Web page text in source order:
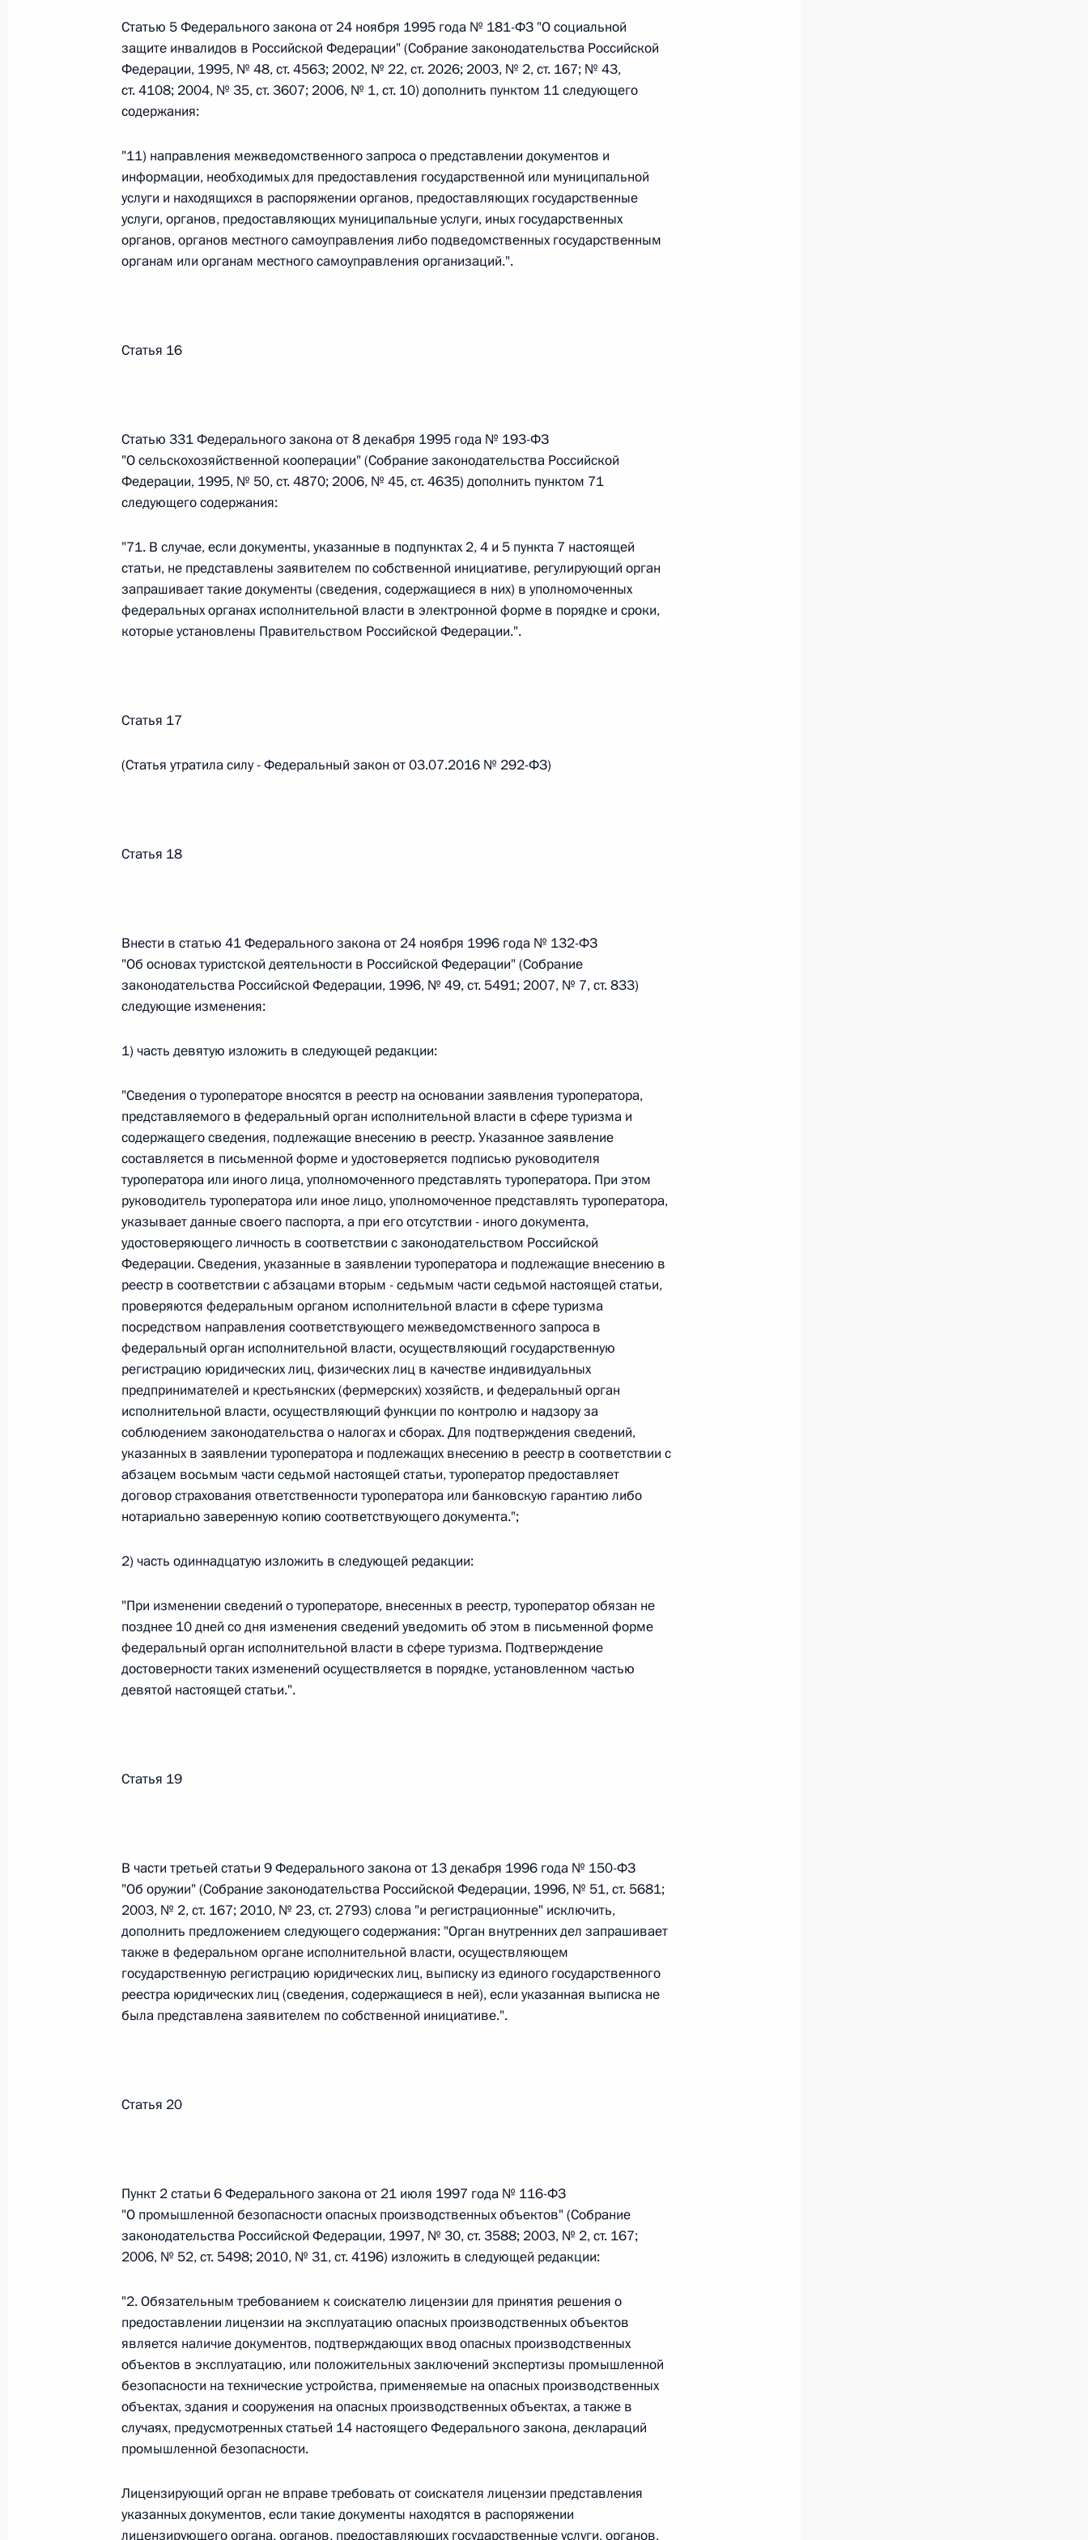
Официальный портал правовой информацииpravo.gov.ru
26 июля 2026 года
Федеральный закон от 26.07.2026 г. № 259-ФЗ
О внесении изменений в статью 11 Федерального закона «О статусе военнослужащих» и статью 86
Федерального закона «Об образовании в Российской Федерации»
26 июля 2026 года
Федеральный закон от 26.07.2026 г. № 256-ФЗ
26 июля 2026 года
Федеральный закон от 26.07.2026 г. № 263-ФЗ
26 июля 2026 года
О внесении изменений в Трудовой кодекс Российской Федерации
26 июля 2026 года
Федеральный закон от 26.07.2026 г. № 268-ФЗ
О внесении изменений в Федеральный закон «О пробации в Российской Федерации»
26 июля 2026 года
Федеральный закон от 26.07.2026 г. № 267-ФЗ
О внесении изменения в статью 2 Федерального закона «О благотворительной деятельности
и добровольчестве (волонтерстве)»
26 июля 2026 года
Федеральный закон от 26.07.2026 г. № 251-ФЗ
О внесении изменений в Уголовный кодекс Российской Федерации и статьи 31 и 151 Уголовно-
процессуального кодекса Российской Федерации
26 июля 2026 года
Федеральный закон от 26.07.2026 г. № 264-ФЗ
О внесении изменений в статью 13–2 Федерального закона «Об актах гражданского состояния»
и признании утратившим силу пункта 1 части 13 статьи 3 Федерального закона «О внесении
26 июля 2026 года
Федеральный закон от 26.07.2026 г. № 270-ФЗ
О внесении изменения в статью 10 Федерального закона «Об автономных учреждениях»
26 июля 2026 года
Федеральный закон от 26.07.2026 г. № 244-ФЗ
26 июля 2026 года
Федеральный закон от 26.07.2026 г. № 252-ФЗ
Федерального закона «Об обеспечении единства измерений»
О внесении изменений в Кодекс Российской Федерации об административных правонарушениях
Федеральный закон от 26.07.2026 г. № 266-ФЗ
О внесении изменения в статью 6 Закона Российской Федерации «О защите прав потребителей»
Федеральный закон от 26.07.2026 г. № 247-ФЗ
О внесении изменений в статью 9.21 Кодекса Российской Федерации об административных
правонарушениях
26 июля 2026 года
Федеральный закон от 26.07.2026 г. № 245-ФЗ
О ратификации Соглашения между Правительством Российской Федерации и Правительством
Республики Беларусь о сотрудничестве в сфере деятельности с драгоценными металлами,
Статью 5 Федерального закона от 24 ноября 1995 года № 181-ФЗ "О социальной
защите инвалидов в Российской Федерации" (Собрание законодательства Российской
Федерации, 1995, № 48, ст. 4563; 2002, № 22, ст. 2026; 2003, № 2, ст. 167; № 43,
ст. 4108; 2004, № 35, ст. 3607; 2006, № 1, ст. 10) дополнить пунктом 11 следующего
содержания:
"11) направления межведомственного запроса о представлении документов и
информации, необходимых для предоставления государственной или муниципальной
услуги и находящихся в распоряжении органов, предоставляющих государственные
услуги, органов, предоставляющих муниципальные услуги, иных государственных
органов, органов местного самоуправления либо подведомственных государственным
органам или органам местного самоуправления организаций.".
Статья 16
Статью 331 Федерального закона от 8 декабря 1995 года № 193-ФЗ
"О сельскохозяйственной кооперации" (Собрание законодательства Российской
Федерации, 1995, № 50, ст. 4870; 2006, № 45, ст. 4635) дополнить пунктом 71
следующего содержания:
"71. В случае, если документы, указанные в подпунктах 2, 4 и 5 пункта 7 настоящей
статьи, не представлены заявителем по собственной инициативе, регулирующий орган
запрашивает такие документы (сведения, содержащиеся в них) в уполномоченных
федеральных органах исполнительной власти в электронной форме в порядке и сроки,
которые установлены Правительством Российской Федерации.".
Статья 17
(Статья утратила силу - Федеральный закон от 03.07.2016 № 292-ФЗ)
Статья 18
Внести в статью 41 Федерального закона от 24 ноября 1996 года № 132-ФЗ
"Об основах туристской деятельности в Российской Федерации" (Собрание
законодательства Российской Федерации, 1996, № 49, ст. 5491; 2007, № 7, ст. 833)
следующие изменения:
1) часть девятую изложить в следующей редакции:
"Сведения о туроператоре вносятся в реестр на основании заявления туроператора,
представляемого в федеральный орган исполнительной власти в сфере туризма и
содержащего сведения, подлежащие внесению в реестр. Указанное заявление
составляется в письменной форме и удостоверяется подписью руководителя
туроператора или иного лица, уполномоченного представлять туроператора. При этом
руководитель туроператора или иное лицо, уполномоченное представлять туроператора,
указывает данные своего паспорта, а при его отсутствии - иного документа,
удостоверяющего личность в соответствии с законодательством Российской
Федерации. Сведения, указанные в заявлении туроператора и подлежащие внесению в
реестр в соответствии с абзацами вторым - седьмым части седьмой настоящей статьи,
проверяются федеральным органом исполнительной власти в сфере туризма
посредством направления соответствующего межведомственного запроса в
федеральный орган исполнительной власти, осуществляющий государственную
регистрацию юридических лиц, физических лиц в качестве индивидуальных
предпринимателей и крестьянских (фермерских) хозяйств, и федеральный орган
исполнительной власти, осуществляющий функции по контролю и надзору за
соблюдением законодательства о налогах и сборах. Для подтверждения сведений,
указанных в заявлении туроператора и подлежащих внесению в реестр в соответствии с
абзацем восьмым части седьмой настоящей статьи, туроператор предоставляет
договор страхования ответственности туроператора или банковскую гарантию либо
нотариально заверенную копию соответствующего документа.";
2) часть одиннадцатую изложить в следующей редакции:
"При изменении сведений о туроператоре, внесенных в реестр, туроператор обязан не
позднее 10 дней со дня изменения сведений уведомить об этом в письменной форме
федеральный орган исполнительной власти в сфере туризма. Подтверждение
достоверности таких изменений осуществляется в порядке, установленном частью
девятой настоящей статьи.".
Статья 19
В части третьей статьи 9 Федерального закона от 13 декабря 1996 года № 150-ФЗ
"Об оружии" (Собрание законодательства Российской Федерации, 1996, № 51, ст. 5681;
2003, № 2, ст. 167; 2010, № 23, ст. 2793) слова "и регистрационные" исключить,
дополнить предложением следующего содержания: "Орган внутренних дел запрашивает
также в федеральном органе исполнительной власти, осуществляющем
государственную регистрацию юридических лиц, выписку из единого государственного
реестра юридических лиц (сведения, содержащиеся в ней), если указанная выписка не
была представлена заявителем по собственной инициативе.".
Статья 20
Пункт 2 статьи 6 Федерального закона от 21 июля 1997 года № 116-ФЗ
"О промышленной безопасности опасных производственных объектов" (Собрание
законодательства Российской Федерации, 1997, № 30, ст. 3588; 2003, № 2, ст. 167;
2006, № 52, ст. 5498; 2010, № 31, ст. 4196) изложить в следующей редакции:
"2. Обязательным требованием к соискателю лицензии для принятия решения о
предоставлении лицензии на эксплуатацию опасных производственных объектов
является наличие документов, подтверждающих ввод опасных производственных
объектов в эксплуатацию, или положительных заключений экспертизы промышленной
безопасности на технические устройства, применяемые на опасных производственных
объектах, здания и сооружения на опасных производственных объектах, а также в
случаях, предусмотренных статьей 14 настоящего Федерального закона, деклараций
промышленной безопасности.
Лицензирующий орган не вправе требовать от соискателя лицензии представления
указанных документов, если такие документы находятся в распоряжении
лицензирующего органа, органов, предоставляющих государственные услуги, органов,